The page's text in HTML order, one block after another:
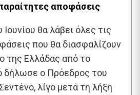
αποφάσεις
θα λάβει όλες τις
που θα διασφαλίζουν
της Ελλάδας από το
δήλωσε ο Πρόεδρος του
λίγο μετά τη λήξη